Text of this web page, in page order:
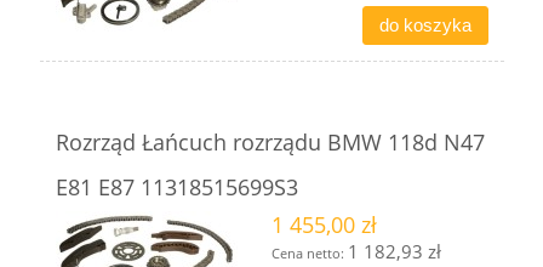
do koszyka
Rozrząd Łańcuch rozrządu BMW 118d N47
E81 E87 11318515699S3
1 455,00 zł
Cena netto: 1 182,93 zł